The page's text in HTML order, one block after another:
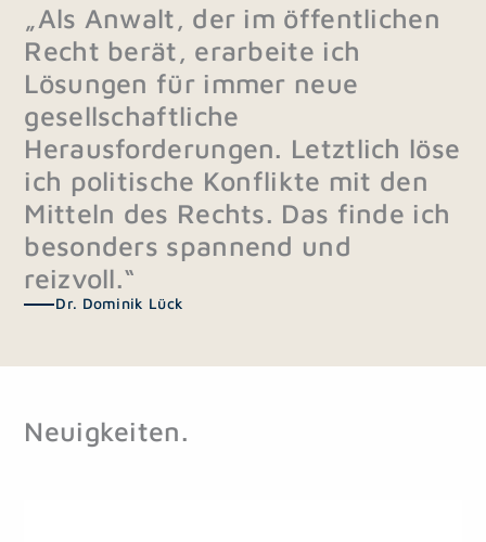
„Als Anwalt, der im öffentlichen
Recht berät, erarbeite ich
Lösungen für immer neue
gesellschaftliche
Herausforderungen. Letztlich löse
ich politische Konflikte mit den
Mitteln des Rechts. Das finde ich
besonders spannend und
reizvoll.“
Dr. Dominik Lück
Neuigkeiten.